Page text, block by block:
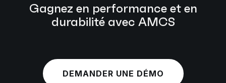
Gagnez en performance et en
durabilité avec AMCS
DEMANDER UNE DÉMO